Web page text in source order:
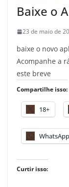
Baixe o
23 de maio de
baixe o novo
Acompanhe a
este breve
Compartilhe isso:
18+
WhatsApp
Curtir isso: